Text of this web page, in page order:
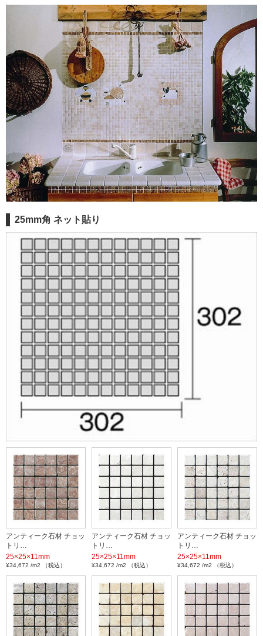
25mm角 ネット貼り
アンティーク石材 チョッ
トリ…
25×25×11mm
¥34,672 /m2 （税込）
アンティーク石材 チョッ
トリ…
25×25×11mm
¥34,672 /m2 （税込）
アンティーク石材 チョッ
トリ…
25×25×11mm
¥34,672 /m2 （税込）